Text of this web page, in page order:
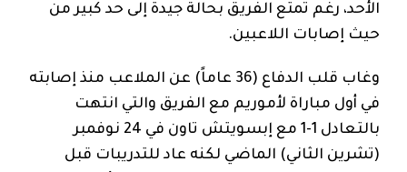
الأحد، رغم تمتع الفريق بحالة جيدة إلى حد كبير من
حيث إصابات اللاعبين.
وغاب قلب الدفاع (36 عاماً) عن الملاعب منذ إصابته
في أول مباراة لأموريم مع الفريق والتي انتهت
بالتعادل 1-1 مع إبسويتش تاون في 24 نوفمبر
(تشرين الثاني) الماضي لكنه عاد للتدريبات قبل